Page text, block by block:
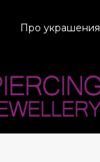
Про украшения